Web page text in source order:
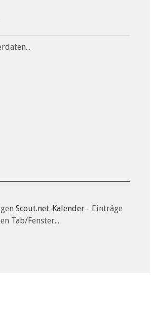
Scout.net-Kalender - Einträge
Tab/Fenster...